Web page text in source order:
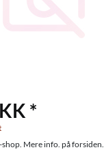
*
Mere info. på forsiden.